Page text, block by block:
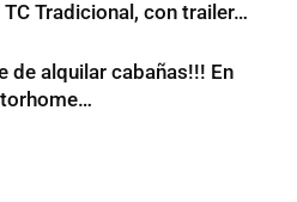
Tradicional, con trailer…
de alquilar cabañas!!! En